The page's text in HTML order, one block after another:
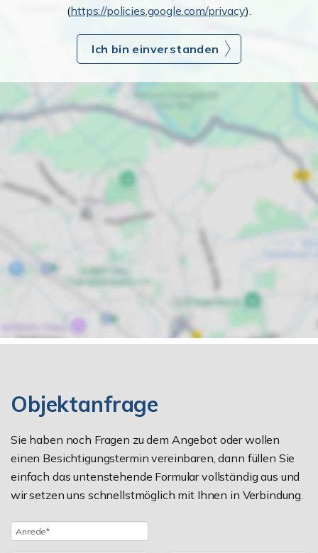
(https://policies.google.com/privacy).
Ich bin einverstanden
Objektanfrage
Sie haben noch Fragen zu dem Angebot oder wollen
einen Besichtigungstermin vereinbaren, dann füllen Sie
einfach das untenstehende Formular vollständig aus und
wir setzen uns schnellstmöglich mit Ihnen in Verbindung.